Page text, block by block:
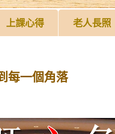
上課心得 老人長照
每一個角落